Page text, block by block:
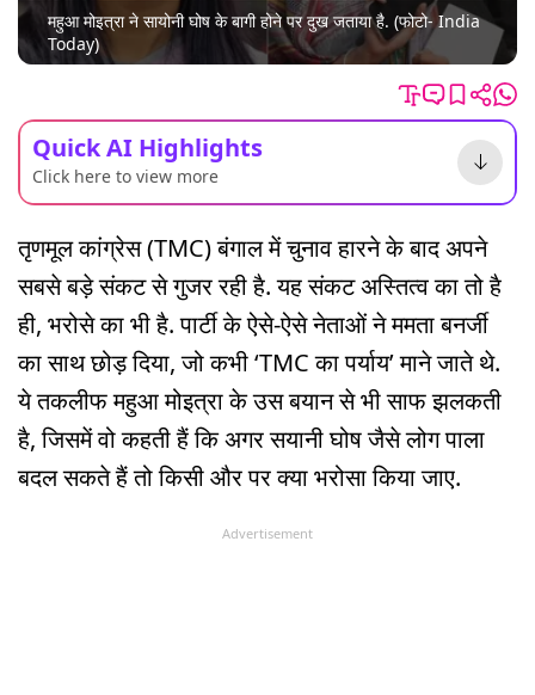
महुआ मोइत्रा ने सायोनी घोष के बागी होने पर दुख जताया है. (फोटो- India
Today)
Quick AI Highlights
Click here to view more
तृणमूल कांग्रेस (TMC) बंगाल में चुनाव हारने के बाद अपने
सबसे बड़े संकट से गुजर रही है. यह संकट अस्तित्व का तो है
ही, भरोसे का भी है. पार्टी के ऐसे-ऐसे नेताओं ने ममता बनर्जी
का साथ छोड़ दिया, जो कभी ‘TMC का पर्याय’ माने जाते थे.
ये तकलीफ महुआ मोइत्रा के उस बयान से भी साफ झलकती
है, जिसमें वो कहती हैं कि अगर सयानी घोष जैसे लोग पाला
बदल सकते हैं तो किसी और पर क्या भरोसा किया जाए.
Advertisement